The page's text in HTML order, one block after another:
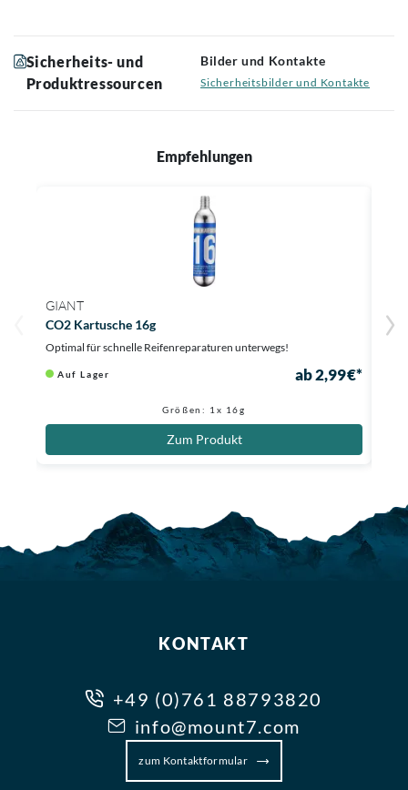
Sicherheits- und
Produktressourcen
Bilder und Kontakte
Sicherheitsbilder und Kontakte
Empfehlungen
GIANT
CO2 Kartusche 16g
Optimal für schnelle Reifenreparaturen unterwegs!
Auf Lager ab 2,99 €*
Größen: 1x 16g
Zum Produkt
KONTAKT
+49 (0)761 88793820
info@mount7.com
zum Kontaktformular